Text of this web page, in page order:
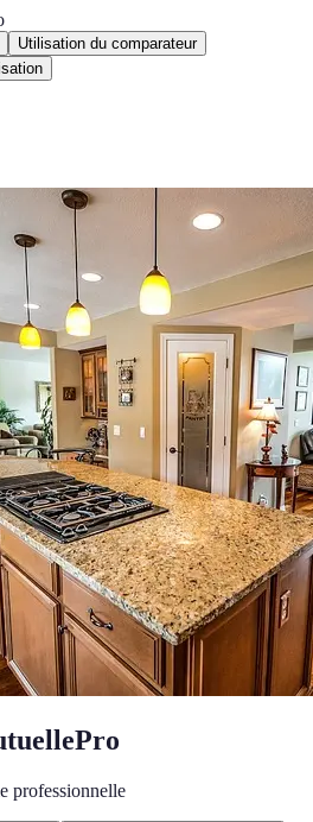
Utilisation du comparateur
professionnelle